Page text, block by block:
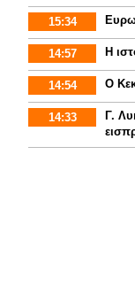
15:34
14:57 Η
14:54 Ο
14:33
Γ.